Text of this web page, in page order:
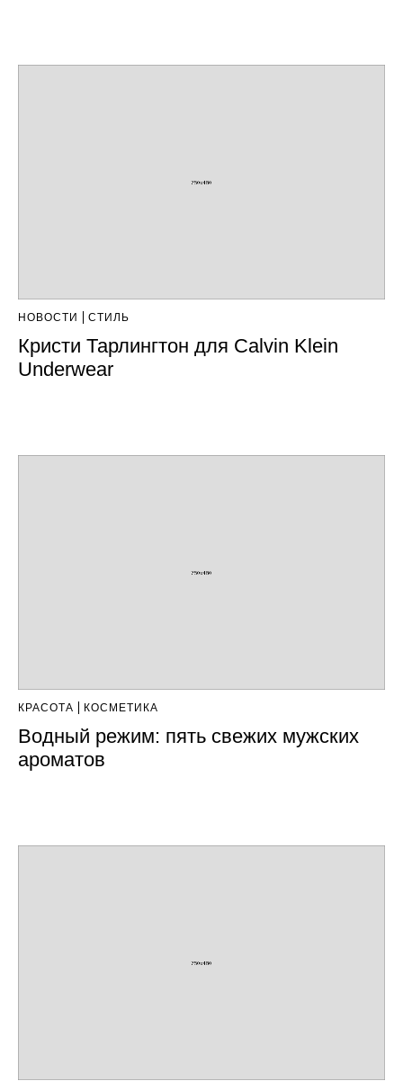
НОВОСТИ СТИЛЬ
Кристи Тарлингтон для Calvin Klein
Underwear
КРАСОТА КОСМЕТИКА
Водный режим: пять свежих мужских
ароматов